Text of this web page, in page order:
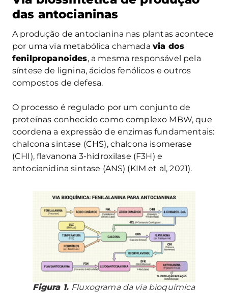
das antocianinas
A produção de antocianina nas plantas acontece
por uma via metabólica chamada via dos
fenilpropanoides, a mesma responsável pela
síntese de lignina, ácidos fenólicos e outros
compostos de defesa.
O processo é regulado por um conjunto de
proteínas conhecido como complexo MBW, que
coordena a expressão de enzimas fundamentais:
chalcona sintase (CHS), chalcona isomerase
(CHI), flavanona 3-hidroxilase (F3H) e
antocianidina sintase (ANS) (KIM et al, 2021).
Figura 1. Fluxograma da via bioquímica